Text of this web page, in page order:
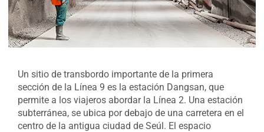
Un sitio de transbordo importante de la primera
sección de la Línea 9 es la estación Dangsan, que
permite a los viajeros abordar la Línea 2. Una estación
subterránea, se ubica por debajo de una carretera en el
centro de la antigua ciudad de Seúl. El espacio